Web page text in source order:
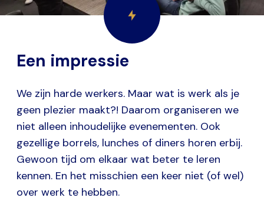
Een impressie
We zijn harde werkers. Maar wat is werk als je
geen plezier maakt?! Daarom organiseren we
niet alleen inhoudelijke evenementen. Ook
gezellige borrels, lunches of diners horen erbij.
Gewoon tijd om elkaar wat beter te leren
kennen. En het misschien een keer niet (of wel)
over werk te hebben.